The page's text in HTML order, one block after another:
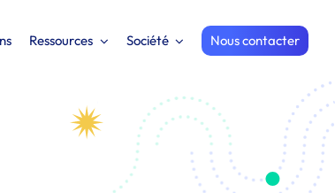
Ressources Société Nous contacter